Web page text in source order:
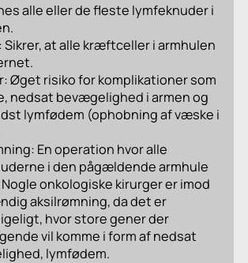
alle eller de fleste lymfeknuder i
Sikrer, at alle kræftceller i armhulen
Øget risiko for komplikationer som
nedsat bevægelighed i armen og
lymfødem (ophobning af væske i
En operation hvor alle
i den pågældende armhule
onkologiske kirurger er imod
aksilrømning, da det er
hvor store gener der
vil komme i form af nedsat
lymfødem.